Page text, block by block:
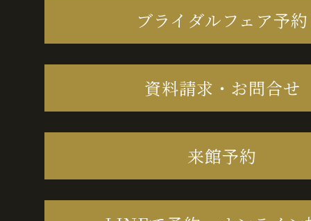
ブライダルフェア予約
資料請求・お問合せ
来館予約